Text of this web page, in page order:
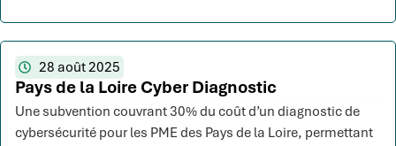
28 août 2025
Pays de la Loire Cyber Diagnostic
Une subvention couvrant 30% du coût d’un diagnostic de
cybersécurité pour les PME des Pays de la Loire, permettant